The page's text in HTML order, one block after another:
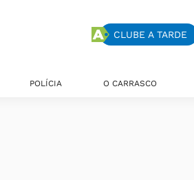
CLUBE A TARDE
POLÍCIA O CARRASCO